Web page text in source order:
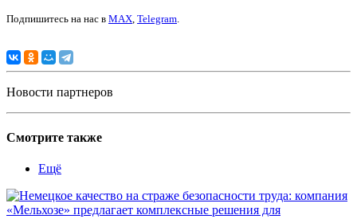
Подпишитесь на нас в MAX Telegram
Новости партнеров
Смотрите также
Ещё